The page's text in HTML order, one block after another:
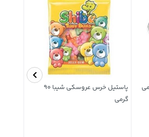
پاستیل خرس عروسکی شیبا 90
گرمی